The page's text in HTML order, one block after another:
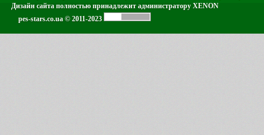
Дизайн сайта полностью принадлежит администратору XENON
pes-stars.co.ua © 2011-2023